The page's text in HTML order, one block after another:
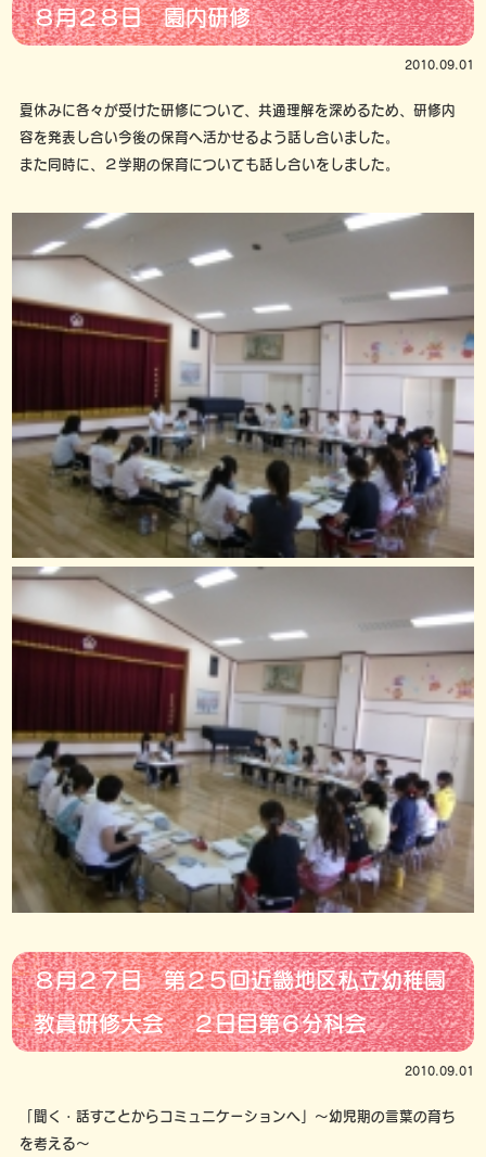
８月２８日 園内研修
2010.09.01
夏休みに各々が受けた研修について、共通理解を深めるため、研修内
容を発表し合い今後の保育へ活かせるよう話し合いました。
また同時に、２学期の保育についても話し合いをしました。
８月２７日 第２５回近畿地区私立幼稚園
教員研修大会 ２日目第６分科会
2010.09.01
「聞く・話すことからコミュニケーションへ」～幼児期の言葉の育ち
を考える～